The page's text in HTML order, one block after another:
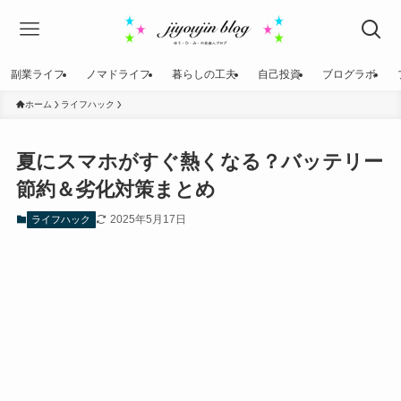
副業ライフ ノマドライフ 暮らしの工夫 自己投資 ブログラボ
ホーム ライフハック
夏にスマホがすぐ熱くなる？バッテリー
節約＆劣化対策まとめ
ライフハック 2025年5月17日